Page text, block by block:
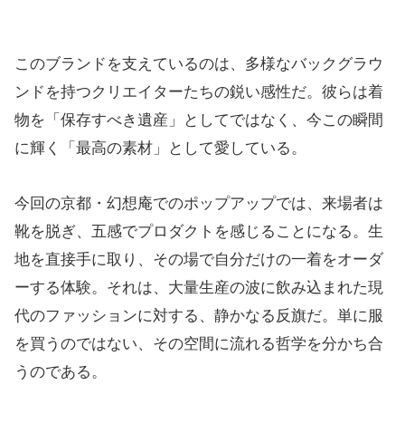
このブランドを支えているのは、多様なバックグラウ
ンドを持つクリエイターたちの鋭い感性だ。彼らは着
物を「保存すべき遺産」としてではなく、今この瞬間
に輝く「最高の素材」として愛している。
今回の京都・幻想庵でのポップアップでは、来場者は
靴を脱ぎ、五感でプロダクトを感じることになる。生
地を直接手に取り、その場で自分だけの一着をオーダ
ーする体験。それは、大量生産の波に飲み込まれた現
代のファッションに対する、静かなる反旗だ。単に服
を買うのではない、その空間に流れる哲学を分かち合
うのである。